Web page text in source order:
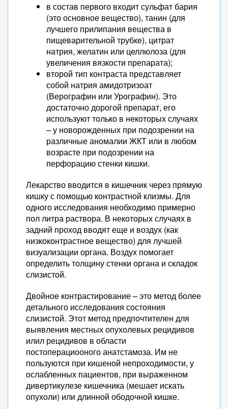
в состав первого входит сульфат бария
(это основное вещество), танин (для
лучшего прилипания вещества в
пищеварительной трубке), цитрат
натрия, желатин или целлюлоза (для
увеличения вязкости препарата);
второй тип контраста представляет
собой натрия амидотризоат
(Верографин или Урографин). Это
достаточно дорогой препарат, его
используют только в некоторых случаях
– у новорожденных при подозрении на
различные аномалии ЖКТ или в любом
возрасте при подозрении на
перфорацию стенки кишки.
Лекарство вводится в кишечник через прямую
кишку с помощью контрастной клизмы. Для
одного исследования необходимо примерно
пол литра раствора. В некоторых случаях в
задний проход вводят еще и воздух (как
низкоконтрастное вещество) для лучшей
визуализации органа. Воздух помогает
определить толщину стенки органа и складок
слизистой.
Двойное контрастирование – это метод более
детального исследования состояния
слизистой. Этот метод предпочтителен для
выявления местных опухолевых рецидивов
илил рецидивов в области
постоперациооного анатстамоза. Им не
пользуются при кишеной непроходимости, у
ослабленных пациентов, при выраженном
дивертикулезе кишечника (мешает искать
опухоли) или длинной ободочной кишке.